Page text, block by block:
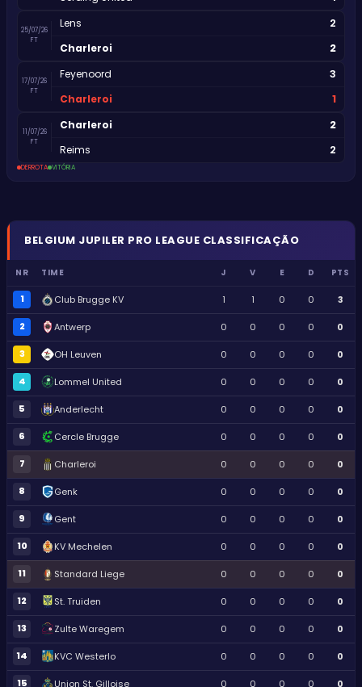
25/07/26
FT
Lens 2
Charleroi 2
17/07/26
FT
Feyenoord 3
Charleroi 1
11/07/26
FT
Charleroi 2
Reims 2
DERROTA VITÓRIA
BELGIUM JUPILER PRO LEAGUE CLASSIFICAÇÃO
NR TIME J V E D PTS
1 Club Brugge KV 1 1 0 0 3
2 Antwerp 0 0 0 0 0
3 OH Leuven 0 0 0 0 0
4 Lommel United 0 0 0 0 0
5 Anderlecht 0 0 0 0 0
6 Cercle Brugge 0 0 0 0 0
7 Charleroi 0 0 0 0 0
8 Genk 0 0 0 0 0
9 Gent 0 0 0 0 0
10 KV Mechelen 0 0 0 0 0
11 Standard Liege 0 0 0 0 0
12 St. Truiden 0 0 0 0 0
13 Zulte Waregem 0 0 0 0 0
14 KVC Westerlo 0 0 0 0 0
15 Union St. Gilloise 0 0 0 0 0